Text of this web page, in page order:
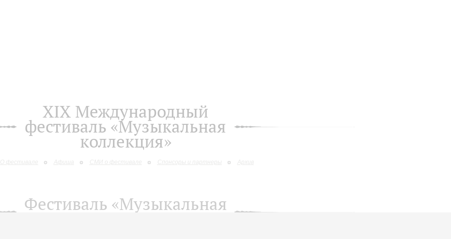
XIХ Международный
фестиваль «Музыкальная
коллекция»
О фестивале Афиша СМИ о фестивале Спонсоры и партнеры Архив
Фестиваль «Музыкальная
коллекция»